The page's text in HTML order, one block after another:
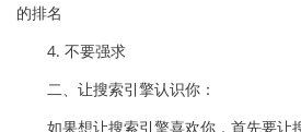
的排名
4. 不要强求
二、让搜索引擎认识你：
如果想让搜索引擎喜欢你，首先要让